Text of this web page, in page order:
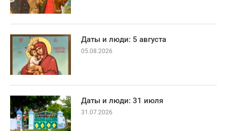
Даты и люди: 5 августа
05.08.2026
Даты и люди: 31 июля
31.07.2026